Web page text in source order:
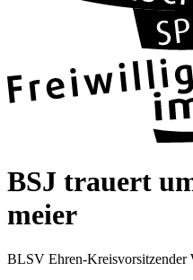
BSJ trau­ert
meier
BLSV Ehren-Kreis­vor­sit­zen­der